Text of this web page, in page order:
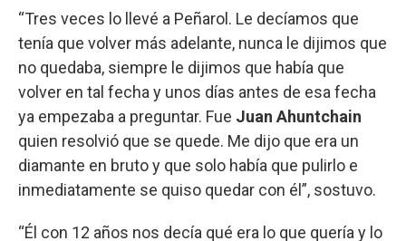
“Tres veces lo llevé a Peñarol. Le decíamos que
tenía que volver más adelante, nunca le dijimos que
no quedaba, siempre le dijimos que había que
volver en tal fecha y unos días antes de esa fecha
ya empezaba a preguntar. Fue Juan Ahuntchain
quien resolvió que se quede. Me dijo que era un
diamante en bruto y que solo había que pulirlo e
inmediatamente se quiso quedar con él”, sostuvo.
“Él con 12 años nos decía qué era lo que quería y lo